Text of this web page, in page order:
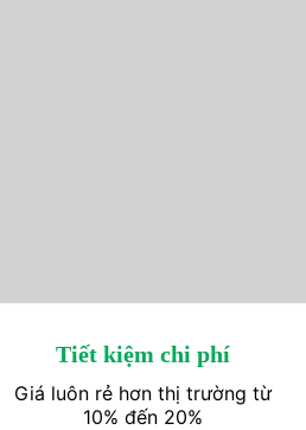
Tiết kiệm chi phí
Giá luôn rẻ hơn thị trường từ
10% đến 20%